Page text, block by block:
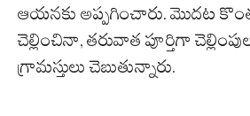
ఆయనకు అప్పగించారు. మొదట
చెల్లించినా, తరువాత పూర్తిగా
గ్రామస్తులు చెబుతున్నారు.